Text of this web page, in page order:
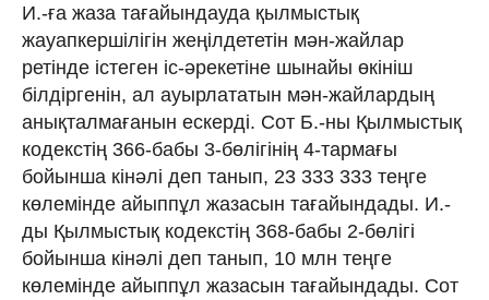
И.-ға жаза тағайындауда қылмыстық
жауапкершілігін жеңілдететін мән-жайлар
ретінде істеген іс-әрекетіне шынайы өкініш
білдіргенін, ал ауырлататын мән-жайлардың
анықталмағанын ескерді. Сот Б.-ны Қылмыстық
кодекстің 366-бабы 3-бөлігінің 4-тармағы
бойынша кінәлі деп танып, 23 333 333 теңге
көлемінде айыппұл жазасын тағайындады. И.-
ды Қылмыстық кодекстің 368-бабы 2-бөлігі
бойынша кінәлі деп танып, 10 млн теңге
көлемінде айыппұл жазасын тағайындады. Сот